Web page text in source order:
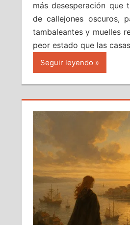
más desesperación que
de callejones oscuros,
tambaleantes y muelles
peor estado que las
Seguir leyendo